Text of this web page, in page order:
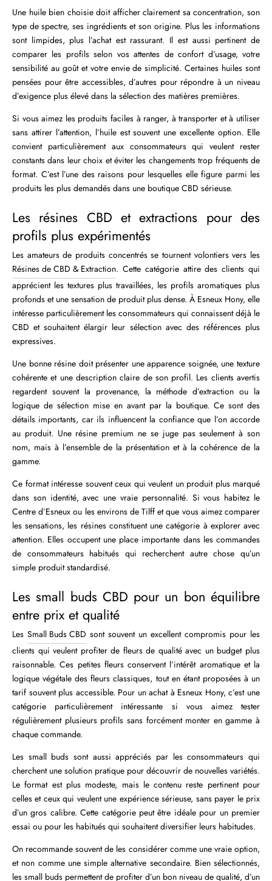
Une huile bien choisie doit afficher clairement sa concentration, son
type de spectre, ses ingrédients et son origine. Plus les informations
sont limpides, plus l’achat est rassurant. Il est aussi pertinent de
comparer les profils selon vos attentes de confort d’usage, votre
sensibilité au goût et votre envie de simplicité. Certaines huiles sont
pensées pour être accessibles, d’autres pour répondre à un niveau
d’exigence plus élevé dans la sélection des matières premières.
Si vous aimez les produits faciles à ranger, à transporter et à utiliser
sans attirer l’attention, l’huile est souvent une excellente option. Elle
convient particulièrement aux consommateurs qui veulent rester
constants dans leur choix et éviter les changements trop fréquents de
format. C’est l’une des raisons pour lesquelles elle figure parmi les
produits les plus demandés dans une boutique CBD sérieuse.
Les résines CBD et extractions pour des
profils plus expérimentés
Les amateurs de produits concentrés se tournent volontiers vers les
Résines de CBD & Extraction. Cette catégorie attire des clients qui
apprécient les textures plus travaillées, les profils aromatiques plus
profonds et une sensation de produit plus dense. À Esneux Hony, elle
intéresse particulièrement les consommateurs qui connaissent déjà le
CBD et souhaitent élargir leur sélection avec des références plus
expressives.
Une bonne résine doit présenter une apparence soignée, une texture
cohérente et une description claire de son profil. Les clients avertis
regardent souvent la provenance, la méthode d’extraction ou la
logique de sélection mise en avant par la boutique. Ce sont des
détails importants, car ils influencent la confiance que l’on accorde
au produit. Une résine premium ne se juge pas seulement à son
nom, mais à l’ensemble de la présentation et à la cohérence de la
gamme.
Ce format intéresse souvent ceux qui veulent un produit plus marqué
dans son identité, avec une vraie personnalité. Si vous habitez le
Centre d’Esneux ou les environs de Tilff et que vous aimez comparer
les sensations, les résines constituent une catégorie à explorer avec
attention. Elles occupent une place importante dans les commandes
de consommateurs habitués qui recherchent autre chose qu’un
simple produit standardisé.
Les small buds CBD pour un bon équilibre
entre prix et qualité
Les Small Buds CBD sont souvent un excellent compromis pour les
clients qui veulent profiter de fleurs de qualité avec un budget plus
raisonnable. Ces petites fleurs conservent l’intérêt aromatique et la
logique végétale des fleurs classiques, tout en étant proposées à un
tarif souvent plus accessible. Pour un achat à Esneux Hony, c’est une
catégorie particulièrement intéressante si vous aimez tester
régulièrement plusieurs profils sans forcément monter en gamme à
chaque commande.
Les small buds sont aussi appréciés par les consommateurs qui
cherchent une solution pratique pour découvrir de nouvelles variétés.
Le format est plus modeste, mais le contenu reste pertinent pour
celles et ceux qui veulent une expérience sérieuse, sans payer le prix
d’un gros calibre. Cette catégorie peut être idéale pour un premier
essai ou pour les habitués qui souhaitent diversifier leurs habitudes.
On recommande souvent de les considérer comme une vraie option,
et non comme une simple alternative secondaire. Bien sélectionnés,
les small buds permettent de profiter d’un bon niveau de qualité, d’un